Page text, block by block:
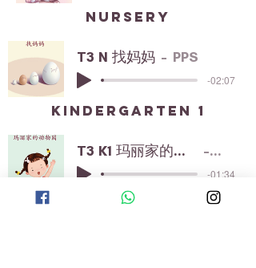
nursery
T3 N 找妈妈 PPS
-02:07
kindergarten 1
T3 K1 玛丽家的动物园 PPS
-01:34
kindergarten 2